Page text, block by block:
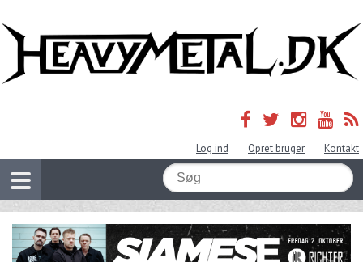
Log ind Opret bruger Kontakt